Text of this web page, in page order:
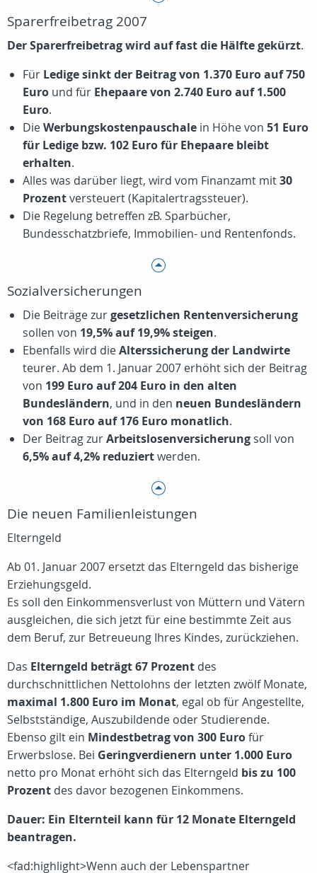
Sparerfreibetrag 2007
Der Sparerfreibetrag wird auf fast die Hälfte gekürzt.
Für Ledige sinkt der Beitrag von 1.370 Euro auf 750
Euro und für Ehepaare von 2.740 Euro auf 1.500
Euro.
DieWerbungskostenpauschale in Höhe von 51 Euro
für Ledige bzw. 102 Euro für Ehepaare bleibt
erhalten.
Alles was darüber liegt, wird vom Finanzamt mit30
Prozentversteuert (Kapitalertragssteuer).
Die Regelung betreffen zB. Sparbücher,
Bundesschatzbriefe, Immobilien- und Rentenfonds.
Sozialversicherungen
Die Beiträge zurgesetzlichen Rentenversicherung
sollen von 19,5% auf 19,9% steigen.
Ebenfalls wird dieAlterssicherung der Landwirte
teurer. Ab dem 1. Januar 2007 erhöht sich der Beitrag
von 199 Euro auf 204 Euro in den alten
Bundesländern, und in den neuen Bundesländern
von 168 Euro auf 176 Euro monatlich.
Der Beitrag zurArbeitslosenversicherung soll von
6,5% auf 4,2% reduziertwerden.
Die neuen Familienleistungen
Elterngeld
Ab 01. Januar 2007 ersetzt das Elterngeld das bisherige
Erziehungsgeld.
Es soll den Einkommensverlust von Müttern und Vätern
ausgleichen, die sich jetzt für eine bestimmte Zeit aus
dem Beruf, zur Betreueung Ihres Kindes, zurückziehen.
Das Elterngeld beträgt 67 Prozent des
durchschnittlichen Nettolohns der letzten zwölf Monate,
maximal 1.800 Euro im Monat, egal ob für Angestellte,
Selbstständige, Auszubildende oder Studierende.
Ebenso gilt ein Mindestbetrag von 300 Eurofür
Erwerbslose. Bei Geringverdienern unter 1.000 Euro
netto pro Monat erhöht sich das Elterngeld bis zu 100
Prozent des davor bezogenen Einkommens.
Dauer: Ein Elternteil kann für 12 Monate Elterngeld
beantragen.
<fad:highlight>Wenn auch der Lebenspartner